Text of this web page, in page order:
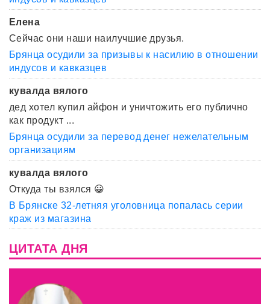
Елена
Сейчас они наши наилучшие друзья.
Брянца осудили за призывы к насилию в отношении
индусов и кавказцев
кувалда вялого
дед хотел купил айфон и уничтожить его публично
как продукт ...
Брянца осудили за перевод денег нежелательным
организациям
кувалда вялого
Откуда ты взялся 😀
В Брянске 32-летняя уголовница попалась серии
краж из магазина
ЦИТАТА ДНЯ